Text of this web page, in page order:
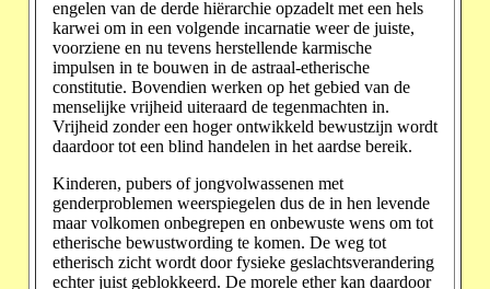
engelen van de derde hiërarchie opzadelt met een hels
karwei om in een volgende incarnatie weer de juiste,
voorziene en nu tevens herstellende karmische
impulsen in te bouwen in de astraal-etherische
constitutie. Bovendien werken op het gebied van de
menselijke vrijheid uiteraard de tegenmachten in.
Vrijheid zonder een hoger ontwikkeld bewustzijn wordt
daardoor tot een blind handelen in het aardse bereik.
Kinderen, pubers of jongvolwassenen met
genderproblemen weerspiegelen dus de in hen levende
maar volkomen onbegrepen en onbewuste wens om tot
etherische bewustwording te komen. De weg tot
etherisch zicht wordt door fysieke geslachtsverandering
echter juist geblokkeerd. De morele ether kan daardoor